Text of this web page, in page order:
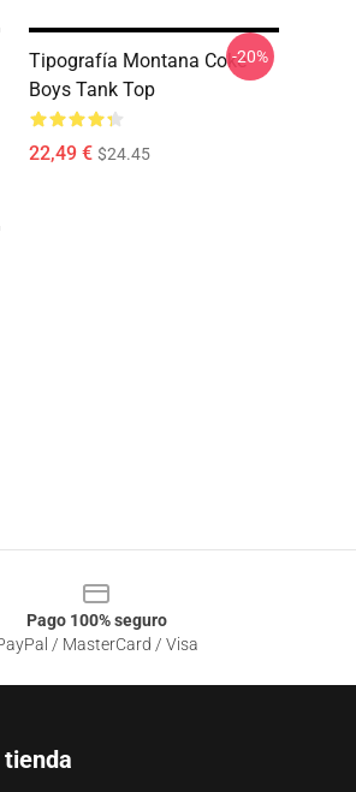
Tipografía Montana Coke
Boys Tank Top
22,49 € $24.45
-20%
Pago 100% seguro
/ MasterCard / Visa